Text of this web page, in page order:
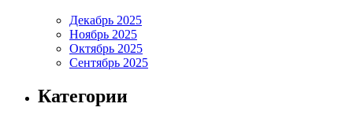
Декабрь 2025
Ноябрь 2025
Октябрь 2025
Сентябрь 2025
Категории